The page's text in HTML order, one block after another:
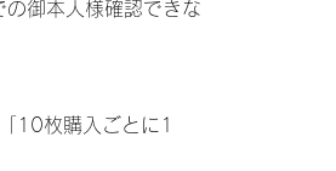
御本人様確認できな
10枚購入ごとに1